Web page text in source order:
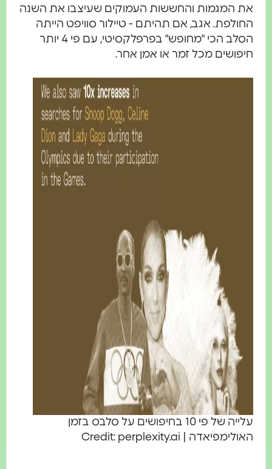
את המגמות והחששות העמוקים שעיצבו את השנה
החולפת. אגב, אם תהיתם - טיילור סוויפט הייתה
הסלב הכי "מחופש" בפרפלקסיטי, עם פי 4 יותר
חיפושים מכל זמר או אמן אחר.
עלייה של פי 10 בחיפושים על סלבס בזמן
האולימפיאדה | Credit: perplexity.ai